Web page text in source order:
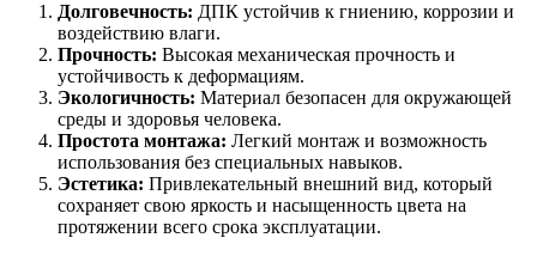
Долговечность: ДПК устойчив к гниению, коррозии и
воздействию влаги.
Прочность: Высокая механическая прочность и
устойчивость к деформациям.
Экологичность: Материал безопасен для окружающей
среды и здоровья человека.
Простота монтажа: Легкий монтаж и возможность
использования без специальных навыков.
Эстетика: Привлекательный внешний вид, который
сохраняет свою яркость и насыщенность цвета на
протяжении всего срока эксплуатации.